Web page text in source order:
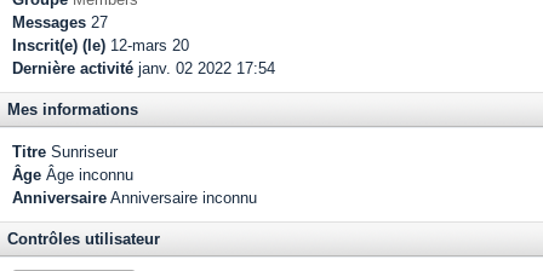
Messages 27
Inscrit(e) (le) 12-mars 20
Dernière activité janv. 02 2022 17:54
Mes informations
Titre Sunriseur
Âge Âge inconnu
Anniversaire Anniversaire inconnu
Contrôles utilisateur